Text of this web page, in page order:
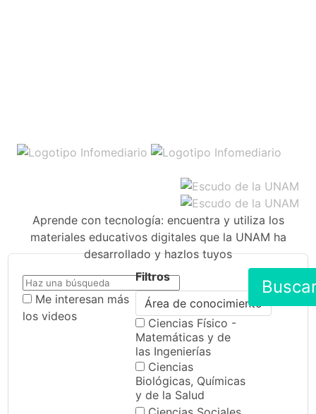
Aprende con tecnología: encuentra y utiliza los
materiales educativos digitales que la UNAM ha
desarrollado y hazlos tuyos
Me interesan más
los videos
Filtros
Área de conocimiento
Ciencias Físico -
Matemáticas y de
las Ingenierías
Ciencias
Biológicas, Químicas
y de la Salud